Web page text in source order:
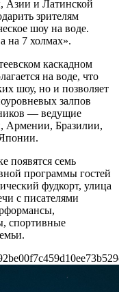
Азии и Латинской
зрителям
шоу на воде.
на 7 холмах».
каскадном
на воде, что
шоу, но и позволяет
залпов
— ведущие
Армении, Бразилии,
появятся семь
программы гостей
фудкорт, улица
с писателями
спортивные